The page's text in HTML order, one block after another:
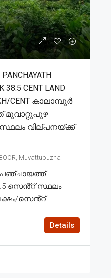
38.5 CENT LAND
CENT കാലാമ്പൂർ
വില്പനയ്ക്ക്
Muvattupuzha
സെൻ്റ് സ്ഥലം
സെൻ്റ്....
Details